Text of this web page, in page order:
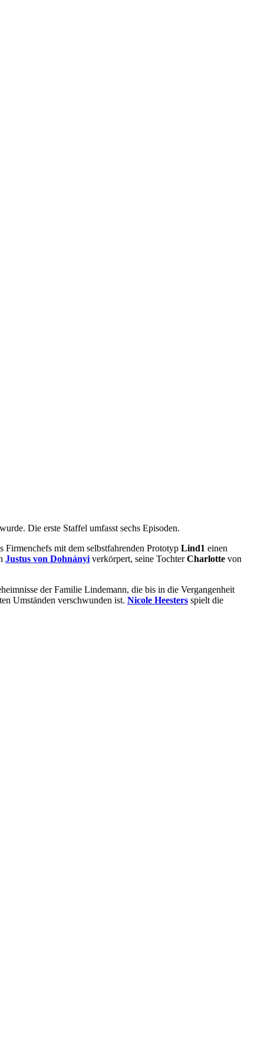
Die erste Staffel umfasst sechs Episoden.
mit dem selbstfahrenden Prototyp Lind1 einen
Justus von Dohnányi verkörpert, seine TochterCharlotte von
der Familie Lindemann, die bis in die Vergangenheit
Umständen verschwunden ist. Nicole Heesters spielt die